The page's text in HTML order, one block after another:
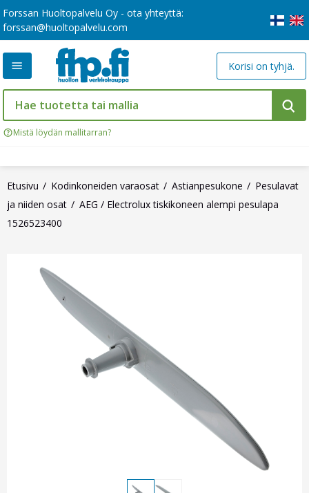
Forssan Huoltopalvelu Oy - ota yhteyttä:
forssan@huoltopalvelu.com
Mistä löydän mallitarran?
Korisi on tyhjä.
Etusivu Kodinkoneiden varaosat Astianpesukone
Pesulavat
ja niiden osat
AEG / Electrolux tiskikoneen alempi pesulapa
1526523400